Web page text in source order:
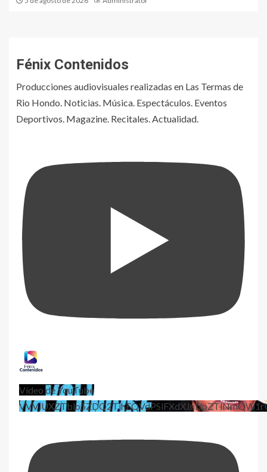
Fénix Contenidos
Producciones audiovisuales realizadas en Las Termas de
Rio Hondo. Noticias. Música. Espectáculos. Eventos
Deportivos. Magazine. Recitales. Actualidad.
Vídeo de YouTube